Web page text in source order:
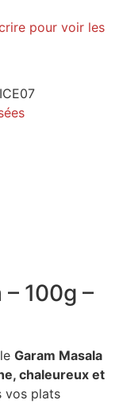
pour voir les
100g –
Garam Masala
chaleureux et
vos plats